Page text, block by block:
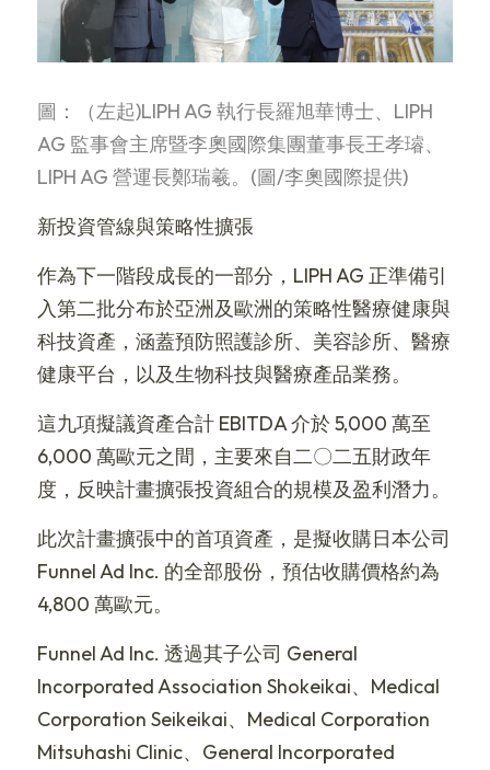
圖：（左起)LIPH AG 執行長羅旭華博士、LIPH
AG 監事會主席暨李奧國際集團董事長王孝璿、
LIPH AG 營運長鄭瑞羲。(圖/李奧國際提供)
新投資管線與策略性擴張
作為下一階段成長的一部分，LIPH AG 正準備引
入第二批分布於亞洲及歐洲的策略性醫療健康與
科技資產，涵蓋預防照護診所、美容診所、醫療
健康平台，以及生物科技與醫療產品業務。
這九項擬議資產合計 EBITDA 介於 5,000 萬至
6,000 萬歐元之間，主要來自二〇二五財政年
度，反映計畫擴張投資組合的規模及盈利潛力。
此次計畫擴張中的首項資產，是擬收購日本公司
Funnel Ad Inc. 的全部股份，預估收購價格約為
4,800 萬歐元。
Funnel Ad Inc. 透過其子公司 General
Incorporated Association Shokeikai、Medical
Corporation Seikeikai、Medical Corporation
Mitsuhashi Clinic、General Incorporated